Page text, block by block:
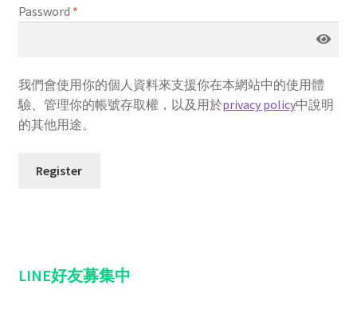
Password *
我們會使用你的個人資料來支援你在本網站中的使用體
驗、管理你的帳號存取權，以及用於privacy policy中說明
的其他用途。
Register
LINE好友募集中